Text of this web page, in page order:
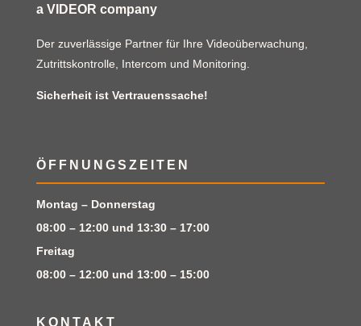
a VIDEOR company
Der zuverlässige Partner für Ihre Videoüberwachung,
Zutrittskontrolle, Intercom und Monitoring.
Sicherheit ist Vertrauenssache!
ÖFFNUNGSZEITEN
Montag – Donnerstag
08:00 – 12:00 und 13:30 – 17:00
Freitag
08:00 – 12:00 und 13:00 – 15:00
KONTAKT